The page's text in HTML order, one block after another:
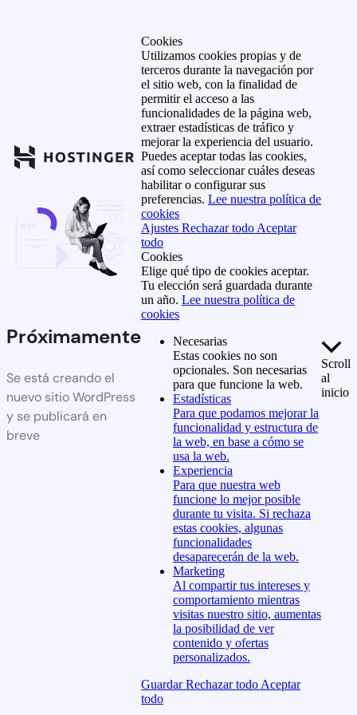
Próximamente
Se está creando el
nuevo sitio WordPress
y se publicará en
breve
Cookies
Utilizamos cookies propias y de
terceros durante la navegación por
el sitio web, con la finalidad de
permitir el acceso a las
funcionalidades de la página web,
extraer estadísticas de tráfico y
mejorar la experiencia del usuario.
Puedes aceptar todas las cookies,
así como seleccionar cuáles deseas
habilitar o configurar sus
preferencias. Lee nuestra política de
cookies
Ajustes Rechazar todo Aceptar
todo
Cookies
Elige qué tipo de cookies aceptar.
Tu elección será guardada durante
un año. Lee nuestra política de
cookies
Necesarias
Estas cookies no son
opcionales. Son necesarias
para que funcione la web.
Estadísticas
Para que podamos mejorar la
funcionalidad y estructura de
la web, en base a cómo se
usa la web.
Experiencia
Para que nuestra web
funcione lo mejor posible
durante tu visita. Si rechaza
estas cookies, algunas
funcionalidades
desaparecerán de la web.
Marketing
Al compartir tus intereses y
comportamiento mientras
visitas nuestro sitio, aumentas
la posibilidad de ver
contenido y ofertas
personalizados.
GuardarRechazar todo Aceptar
todo
Scroll
al
inicio